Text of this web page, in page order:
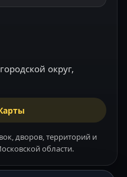
округ,
дворов, территорий и
области.